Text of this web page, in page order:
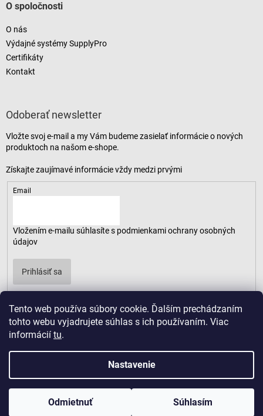
Tento web používa súbory cookie. Ďalším prechádzaním
tohto webu vyjadrujete súhlas s ich používaním. Viac
informácií tu.
Nastavenie
Odmietnuť Súhlasím
O spoločnosti
O nás
Výdajné systémy SupplyPro
Certifikáty
Kontakt
Odoberať newsletter
Vložte svoj e-mail a my Vám budeme zasielať informácie o nových
produktoch na našom e-shope.
Email
Vložením e-mailu súhlasíte s podmienkami ochrany osobných
údajov
Prihlásiť sa
Copyright 2026 . Všetky práva vyhradené.